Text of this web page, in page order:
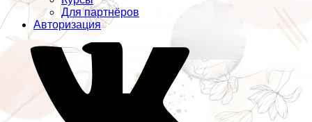
Для партнёров
Авторизация